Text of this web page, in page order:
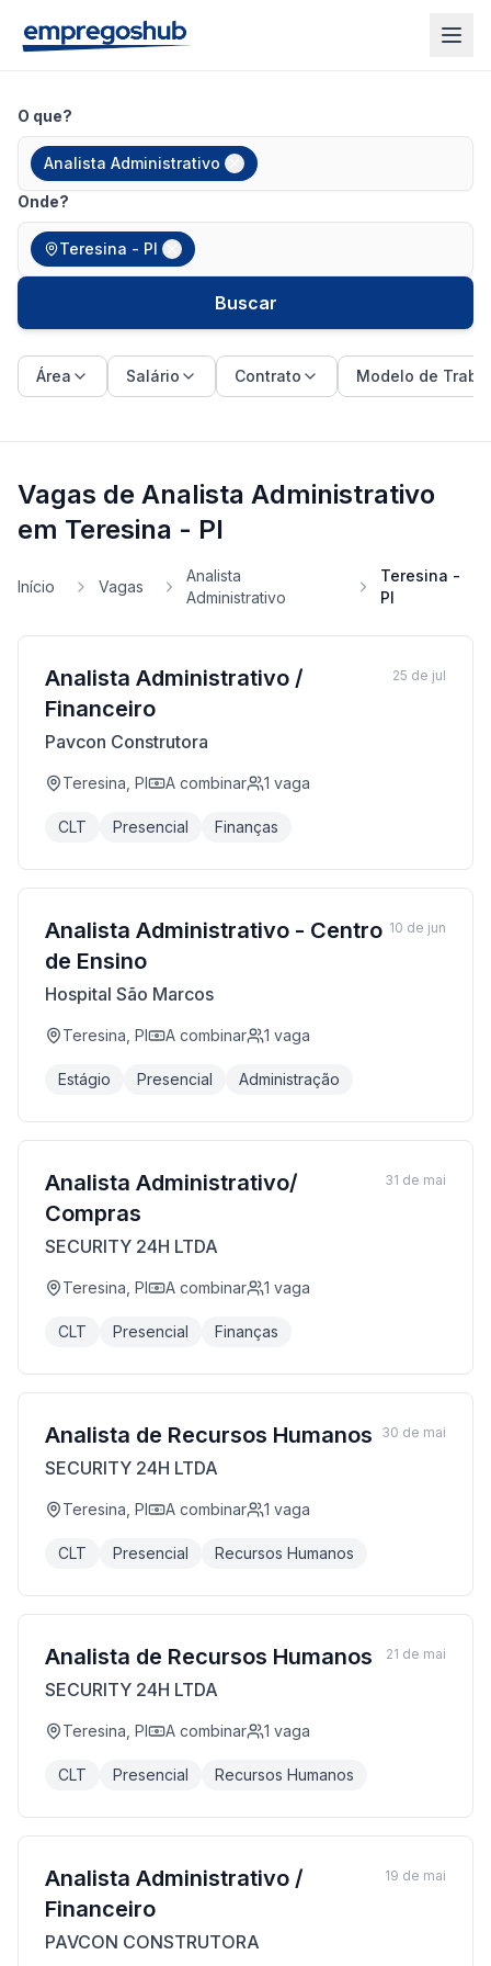
O que?
Analista Administrativo
Onde?
Teresina - PI
Buscar
Área Salário Contrato Modelo de
Vagas de Analista Administrativo
em Teresina - PI
Início Vagas
Analista
Administrativo
Teresina -
PI
Analista Administrativo /
Financeiro
Pavcon Construtora
Teresina, PI A combinar 1 vaga
CLT Presencial Finanças
25 de jul
Analista Administrativo - Centro
de Ensino
Hospital São Marcos
Teresina, PI A combinar 1 vaga
Estágio Presencial Administração
10 de jun
Analista Administrativo/
Compras
SECURITY 24H LTDA
Teresina, PI A combinar 1 vaga
CLT Presencial Finanças
31 de mai
Analista de Recursos Humanos
SECURITY 24H LTDA
Teresina, PI A combinar 1 vaga
CLT Presencial Recursos Humanos
30 de mai
Analista de Recursos Humanos
SECURITY 24H LTDA
Teresina, PI A combinar 1 vaga
CLT Presencial Recursos Humanos
21 de mai
Analista Administrativo /
Financeiro
PAVCON CONSTRUTORA
19 de mai